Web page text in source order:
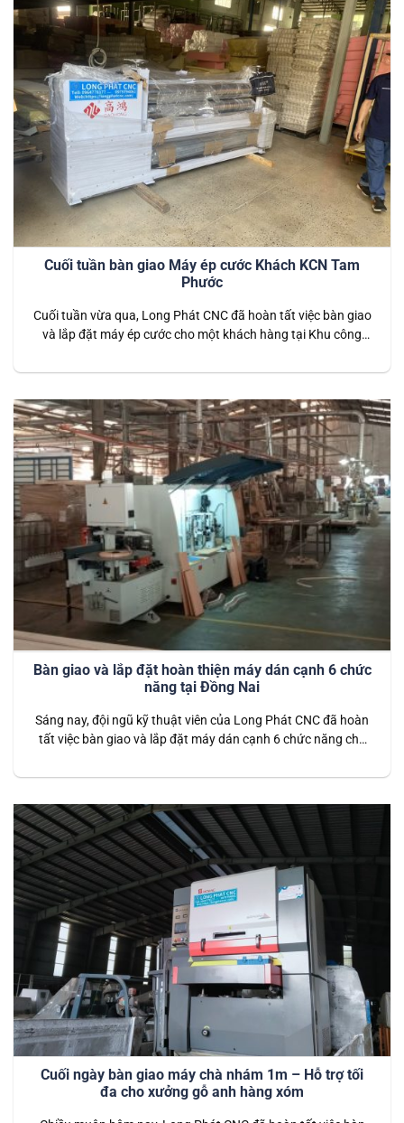
Cuối tuần bàn giao Máy ép cước Khách KCN Tam
Phước
Cuối tuần vừa qua, Long Phát CNC đã hoàn tất việc bàn giao
và lắp đặt máy ép cước cho một khách hàng tại Khu công
hiện đại, được thiết kế tối ưu cho các xưởng sản xuất cần gia
Bàn giao và lắp đặt hoàn thiện máy dán cạnh 6 chức
năng tại Đồng Nai
Sáng nay, đội ngũ kỹ thuật viên của Long Phát CNC đã hoàn
tất việc bàn giao và lắp đặt máy dán cạnh 6 chức năng cho
tích hợp 6 chức năng vượt trội, giúp hoàn thiện sản phẩm gỗ
Cuối ngày bàn giao máy chà nhám 1m – Hỗ trợ tối
đa cho xưởng gỗ anh hàng xóm